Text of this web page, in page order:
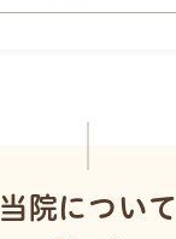
当院について